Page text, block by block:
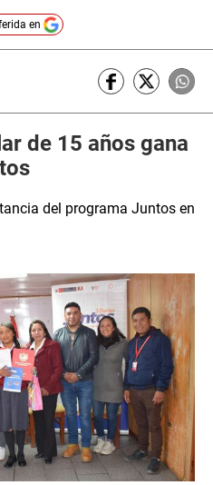
en
de 15 años gana
del programa Juntos en